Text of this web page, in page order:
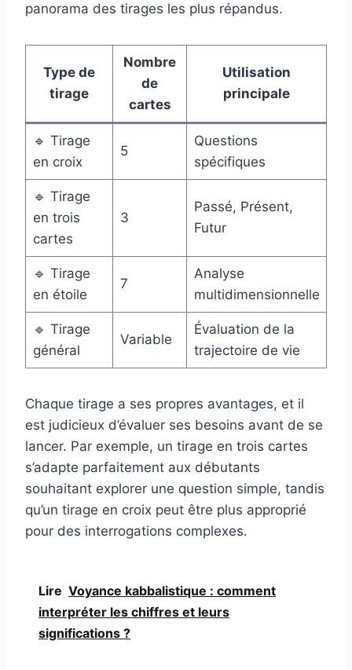
panorama des tirages les plus répandus.
Type de
tirage
Nombre
de
cartes
Utilisation
principale
🔹 Tirage
en croix
5
Questions
spécifiques
🔹 Tirage
en trois
cartes
3
Passé, Présent,
Futur
🔹 Tirage
en étoile
7
Analyse
multidimensionnelle
🔹 Tirage
général
Variable
Évaluation de la
trajectoire de vie
Chaque tirage a ses propres avantages, et il
est judicieux d’évaluer ses besoins avant de se
lancer. Par exemple, un tirage en trois cartes
s’adapte parfaitement aux débutants
souhaitant explorer une question simple, tandis
qu’un tirage en croix peut être plus approprié
pour des interrogations complexes.
Lire Voyance kabbalistique : comment
interpréter les chiffres et leurs
significations ?